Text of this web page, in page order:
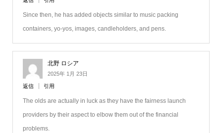
Since then, he has added objects similar to music packing
containers, yo-yos, images, candleholders, and pens.
北野 ロシア
2025年 1月 23日
返信 引用
The olds are actually in luck as they have the fairness launch
providers by their aspect to elbow them out of the financial
problems.